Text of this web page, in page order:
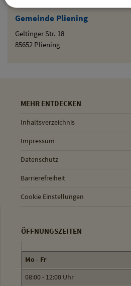
Gemeinde Pliening
Geltinger Str. 18
85652 Pliening
MEHR ENTDECKEN
Inhaltsverzeichnis
Impressum
Datenschutz
Barrierefreiheit
Cookie Einstellungen
ÖFFNUNGSZEITEN
Mo - Fr
08:00 - 12:00 Uhr